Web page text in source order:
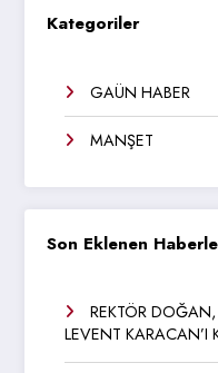
Kategoriler
GAÜN HABER
MANŞET
Son Eklenen
REKTÖR DOĞAN,
LEVENT KARACAN’I